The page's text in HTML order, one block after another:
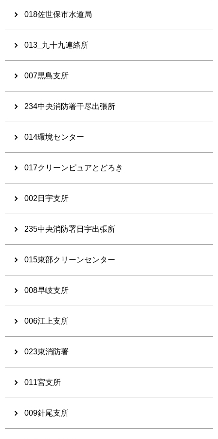
018佐世保市水道局
013_九十九連絡所
007黒島支所
234中央消防署干尽出張所
014環境センター
017クリーンピュアとどろき
002日宇支所
235中央消防署日宇出張所
015東部クリーンセンター
008早岐支所
006江上支所
023東消防署
011宮支所
009針尾支所